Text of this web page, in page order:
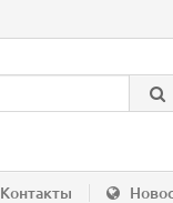
Контакты